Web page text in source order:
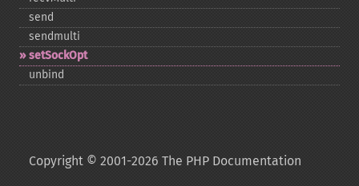
send
sendmulti
setSockOpt
unbind
Copyright © 2001-2026 The PHP Documentation